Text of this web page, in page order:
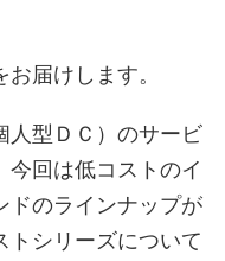
届けします。
人型ＤＣ）のサービ
今回は低コストのイ
ドのラインナップが
トシリーズについて